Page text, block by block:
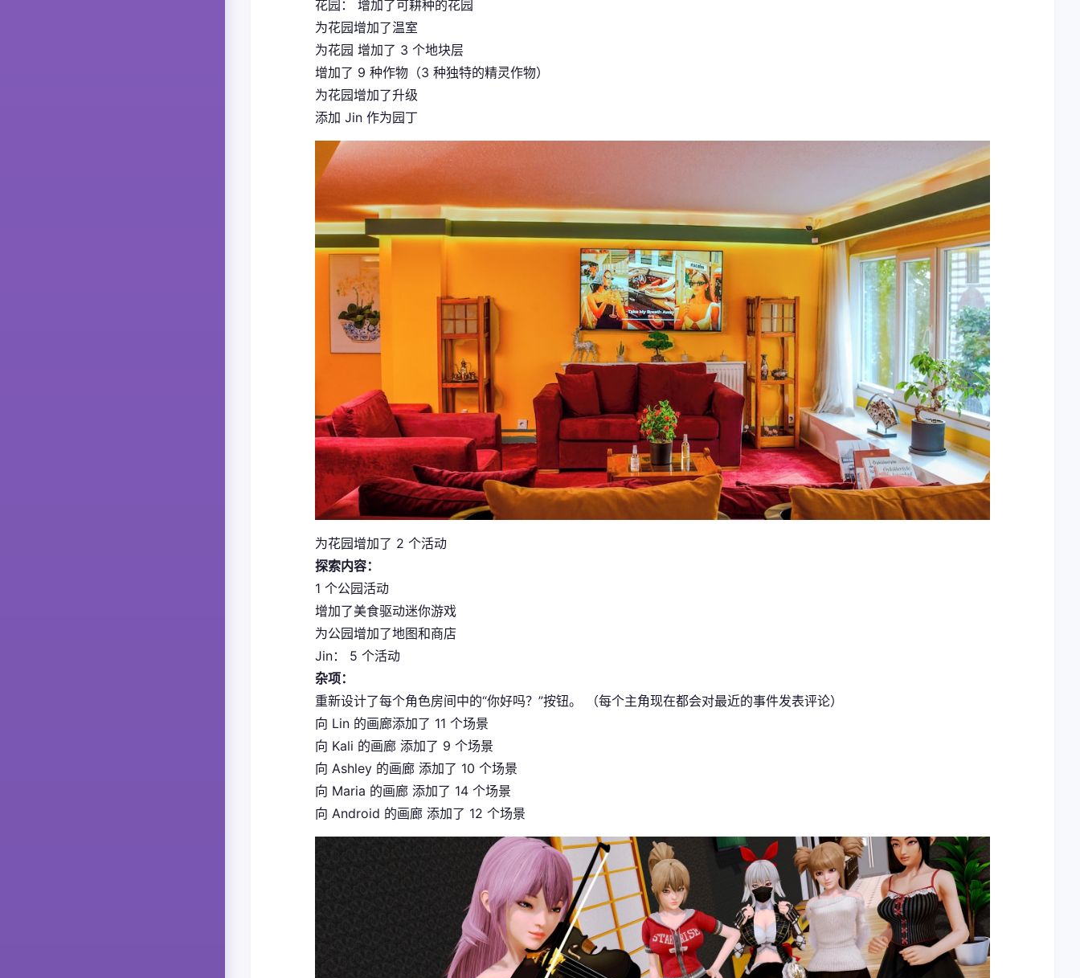
花园： 增加了可耕种的花园
为花园增加了温室
为花园 增加了 3 个地块层
增加了 9 种作物（3 种独特的精灵作物）
为花园增加了升级
添加 Jin 作为园丁
为花园增加了 2 个活动
探索内容：
1 个公园活动
增加了美食驱动迷你游戏
为公园增加了地图和商店
Jin： 5 个活动
杂项：
重新设计了每个角色房间中的“你好吗？”按钮。 （每个主角现在都会对最近的事件发表评论）
向 Lin 的画廊添加了 11 个场景
向 Kali 的画廊 添加了 9 个场景
向 Ashley 的画廊 添加了 10 个场景
向 Maria 的画廊 添加了 14 个场景
向 Android 的画廊 添加了 12 个场景